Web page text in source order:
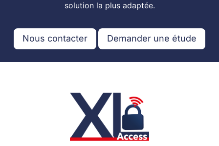
solution la plus adaptée.
Nous contacter Demander une étude